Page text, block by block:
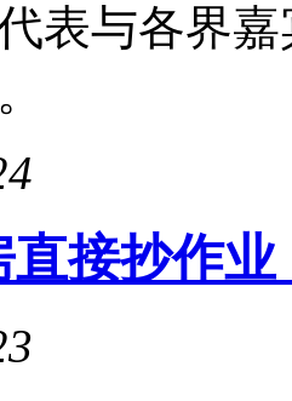
表与各界
直接抄作